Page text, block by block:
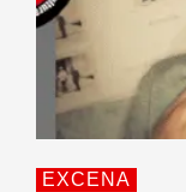
EXCENA